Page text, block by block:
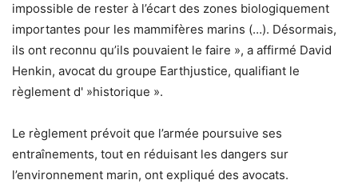
impossible de rester à l’écart des zones biologiquement
importantes pour les mammifères marins (…). Désormais,
ils ont reconnu qu’ils pouvaient le faire », a affirmé David
Henkin, avocat du groupe Earthjustice, qualifiant le
règlement d' »historique ».
Le règlement prévoit que l’armée poursuive ses
entraînements, tout en réduisant les dangers sur
l’environnement marin, ont expliqué des avocats.